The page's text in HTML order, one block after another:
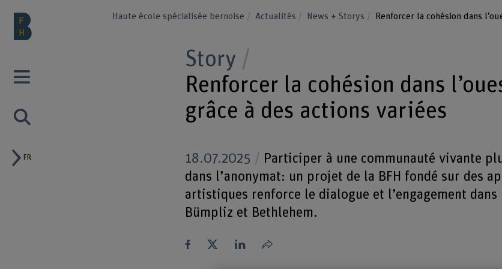
FR
Haute école spécialisée bernoise Actualités News + Storys Renforcer la cohésion dans
Story
Renforcer la cohésion dans
grâce à des actions variées
18.07.2025
Participer à une communauté vivante
dans l’anonymat: un projet de la BFH fondé sur des
artistiques renforce le dialogue et l’engagement
Bümpliz et Bethlehem.
Partager